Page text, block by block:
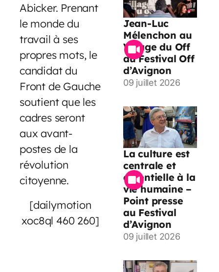
Abicker. Prenant
le monde du
travail à ses
propres mots, le
candidat du
Front de Gauche
soutient que les
cadres seront
aux avant-
postes de la
révolution
citoyenne.
[dailymotion
xoc8ql 460 260]
Jean-Luc
Mélenchon au
Village du Off
du Festival Off
d’Avignon
09 juillet 2026
La culture est
centrale et
essentielle à la
vie humaine –
Point presse
au Festival
d’Avignon
09 juillet 2026